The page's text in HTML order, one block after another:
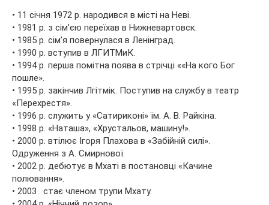
• 11 січня 1972 р. народився в місті на Неві.
• 1981 р. з сім’єю переїхав в Нижневартовск.
• 1985 р. сім’я повернулася в Ленінград.
• 1990 р. вступив в ЛГИТМиК.
• 1994 р. перша помітна поява в стрічці ««На кого Бог
пошле».
• 1995 р. закінчив Лгітмік. Поступив на службу в театр
«Перехрестя».
• 1996 р. служить у «Сатириконі» їм. А. В. Райкіна.
• 1998 р. «Наташа», «Хрустальов, машину!».
• 2000 р. втілює Ігоря Плахова в «Забійній силі».
Одруження з А. Смирнової.
• 2002 р. дебютує в Мхаті в постановці «Качине
полювання».
• 2003 . стає членом трупи Мхату.